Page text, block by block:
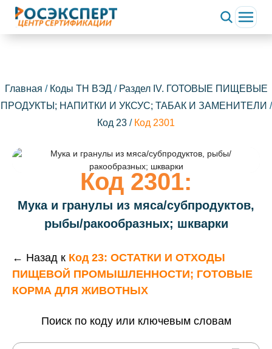
Главная / Коды ТН ВЭД/ Раздел IV. ГОТОВЫЕ ПИЩЕВЫЕ
ПРОДУКТЫ; НАПИТКИ И УКСУС; ТАБАК И ЗАМЕНИТЕЛИ /
Код 23 / Код 2301
Код 2301:
Мука и гранулы из мяса/субпродуктов,
рыбы/ракообразных; шкварки
← Назад к Код 23: ОСТАТКИ И ОТХОДЫ
ПИЩЕВОЙ ПРОМЫШЛЕННОСТИ; ГОТОВЫЕ
КОРМА ДЛЯ ЖИВОТНЫХ
Поиск по коду или ключевым словам